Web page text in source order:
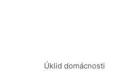
Úklid domácnosti